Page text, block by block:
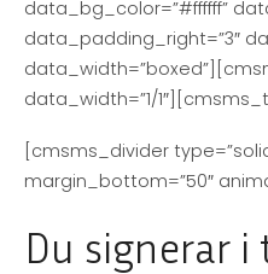
data_bg_color=”#ffffff”
data_padding_right=”3″
data_width=”1/
[cmsms_divider
margin_bottom=”50″
Du signerar i